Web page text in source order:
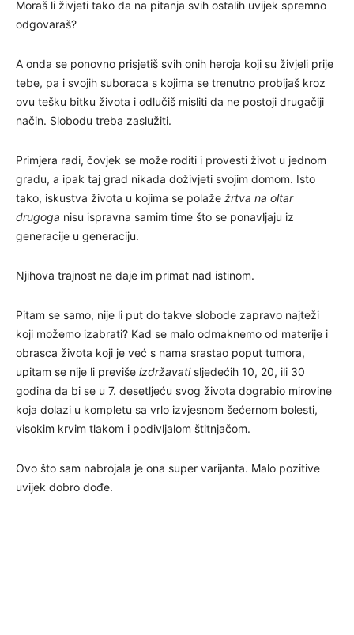
Moraš li živjeti tako da na pitanja svih ostalih uvijek spremno
odgovaraš?
A onda se ponovno prisjetiš svih onih heroja koji su živjeli prije
tebe, pa i svojih suboraca s kojima se trenutno probijaš kroz
ovu tešku bitku života i odlučiš misliti da ne postoji drugačiji
način. Slobodu treba zaslužiti.
Primjera radi, čovjek se može roditi i provesti život u jednom
gradu, a ipak taj grad nikada doživjeti svojim domom. Isto
tako, iskustva života u kojima se polaže žrtva na oltar
drugoga nisu ispravna samim time što se ponavljaju iz
generacije u generaciju.
Njihova trajnost ne daje im primat nad istinom.
Pitam se samo, nije li put do takve slobode zapravo najteži
koji možemo izabrati? Kad se malo odmaknemo od materije i
obrasca života koji je već s nama srastao poput tumora,
upitam se nije li previše izdržavatisljedećih 10, 20, ili 30
godina da bi se u 7. desetljeću svog života dograbio mirovine
koja dolazi u kompletu sa vrlo izvjesnom šećernom bolesti,
visokim krvim tlakom i podivljalom štitnjačom.
Ovo što sam nabrojala je ona super varijanta. Malo pozitive
uvijek dobro dođe.